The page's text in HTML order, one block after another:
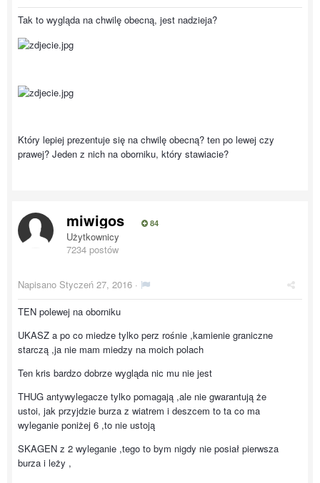
Tak to wygląda na chwilę obecną, jest nadzieja?
Który lepiej prezentuje się na chwilę obecną? ten po lewej czy
prawej? Jeden z nich na oborniku, który stawiacie?
miwigos 84
Użytkownicy
7234 postów
Napisano Styczeń 27, 2016 ·
TEN polewej na oborniku
UKASZ a po co miedze tylko perz rośnie ,kamienie graniczne
starczą ,ja nie mam miedzy na moich polach
Ten kris bardzo dobrze wygląda nic mu nie jest
THUG antywylegacze tylko pomagają ,ale nie gwarantują że
ustoi, jak przyjdzie burza z wiatrem i deszcem to ta co ma
wyleganie poniżej 6 ,to nie ustoją
SKAGEN z 2 wyleganie ,tego to bym nigdy nie posiał pierwsza
burza i leży ,